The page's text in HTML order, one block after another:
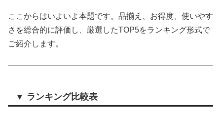
ここからはいよいよ本題です。品揃え、お得度、使いやす
さを総合的に評価し、厳選したTOP5をランキング形式で
ご紹介します。
▼ ランキング比較表